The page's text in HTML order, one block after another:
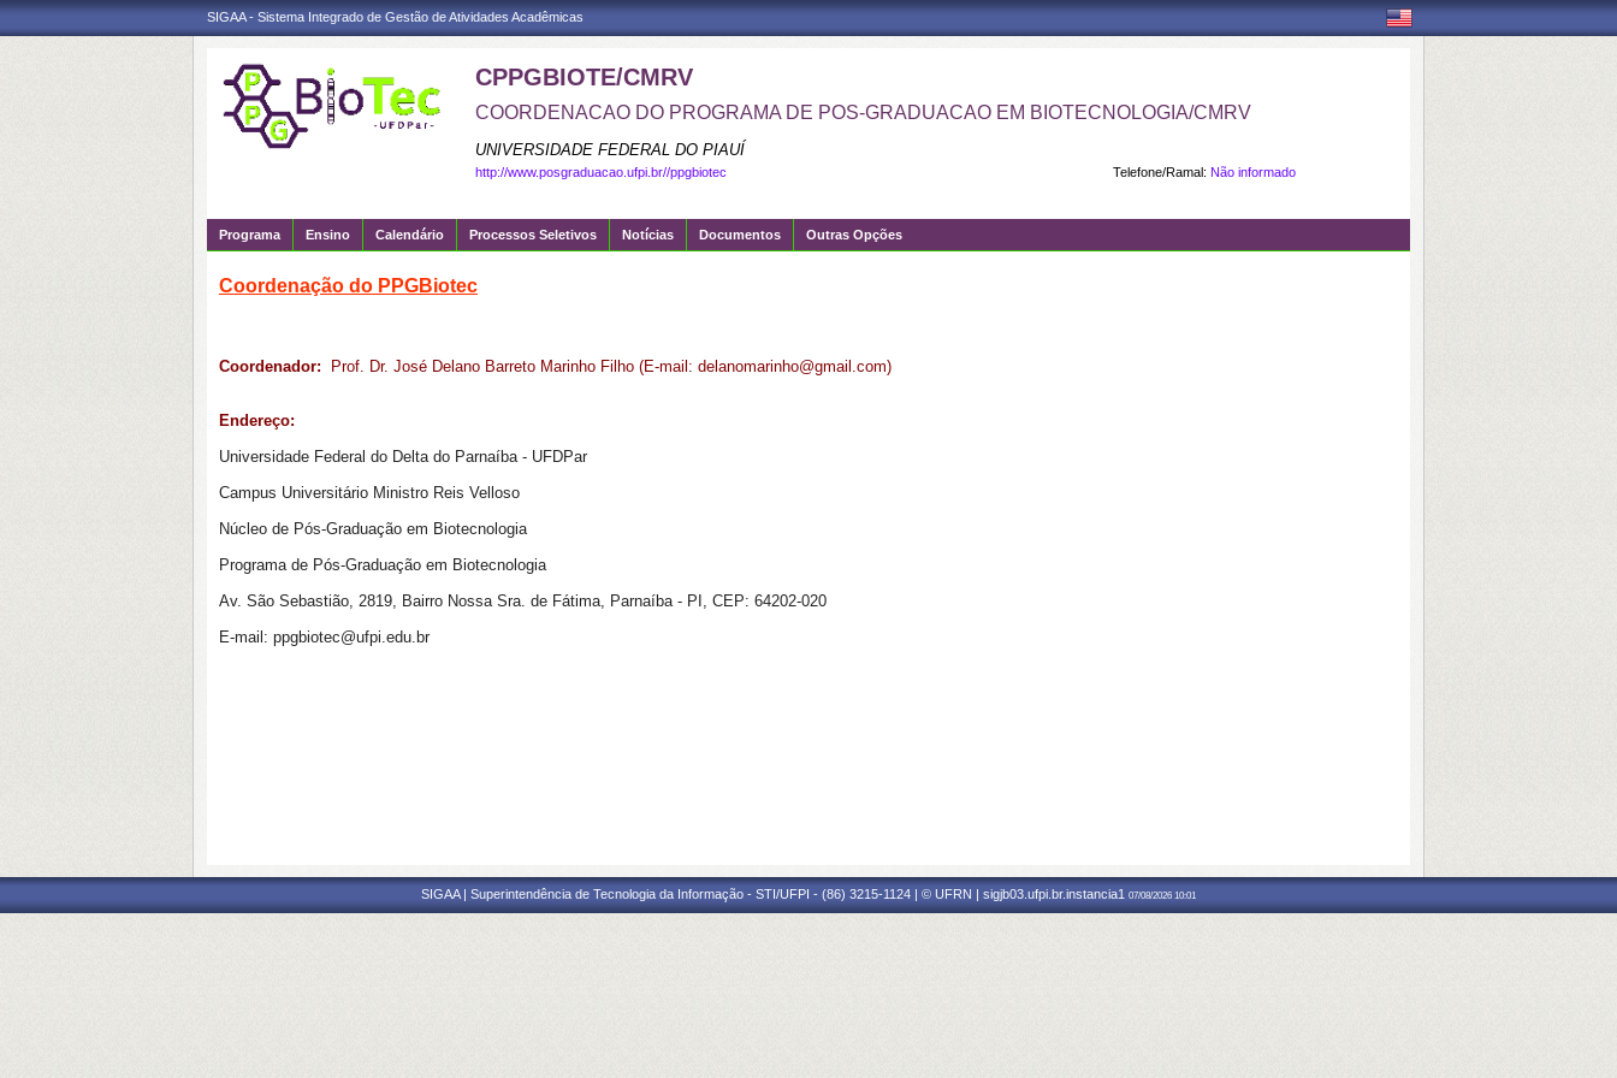
SIGAA - Sistema Integrado de Gestão de Atividades Acadêmicas
CPPGBIOTE/CMRV
COORDENACAO DO PROGRAMA DE POS-GRADUACAO EM BIOTECNOLOGIA/CMRV
UNIVERSIDADE FEDERAL DO PIAUÍ
Telefone/Ramal: Não informado
http://www.posgraduacao.ufpi.br//ppgbiotec
Programa Ensino Calendário Processos Seletivos Notícias Documentos Outras Opções
Coordenação do PPGBiotec
Coordenador: Prof. Dr. José Delano Barreto Marinho Filho (E-mail: delanomarinho@gmail.com)
Endereço:
Universidade Federal do Delta do Parnaíba - UFDPar
Campus Universitário Ministro Reis Velloso
Núcleo de Pós-Graduação em Biotecnologia
Programa de Pós-Graduação em Biotecnologia
Av. São Sebastião, 2819, Bairro Nossa Sra. de Fátima, Parnaíba - PI, CEP: 64202-020
E-mail: ppgbiotec@ufpi.edu.br
SIGAA | Superintendência de Tecnologia da Informação - STI/UFPI - (86) 3215-1124 | © UFRN | sigjb03.ufpi.br.instancia1 07/08/2026 10:01